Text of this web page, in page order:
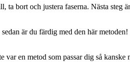
bort och justera faserna. Nästa steg
är du färdig med den här
en metod som passar dig så kanske